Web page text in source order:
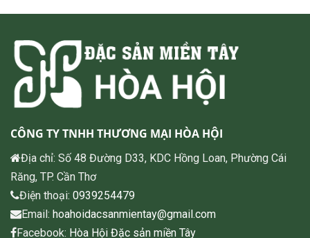
CÔNG TY TNHH THƯƠNG MẠI HÒA HỘI
Địa chỉ: Số 48 Đường D33, KDC Hồng Loan, Phường Cái
Răng, TP. Cần Thơ
Điện thoại: 0939254479
Email: hoahoidacsanmientay@gmail.com
Facebook: Hòa Hội Đặc sản miền Tây